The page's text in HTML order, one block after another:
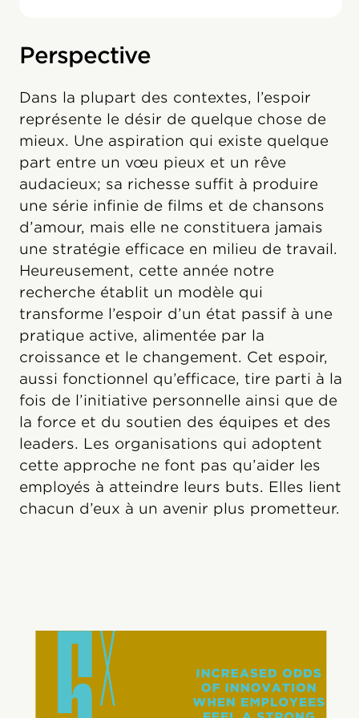
Perspective
Dans la plupart des contextes, l’espoir
représente le désir de quelque chose de
mieux. Une aspiration qui existe quelque
part entre un vœu pieux et un rêve
audacieux; sa richesse suffit à produire
une série infinie de films et de chansons
d’amour, mais elle ne constituera jamais
une stratégie efficace en milieu de travail.
Heureusement, cette année notre
recherche établit un modèle qui
transforme l’espoir d’un état passif à une
pratique active, alimentée par la
croissance et le changement. Cet espoir,
aussi fonctionnel qu’efficace, tire parti à la
fois de l’initiative personnelle ainsi que de
la force et du soutien des équipes et des
leaders. Les organisations qui adoptent
cette approche ne font pas qu’aider les
employés à atteindre leurs buts. Elles lient
chacun d’eux à un avenir plus prometteur.